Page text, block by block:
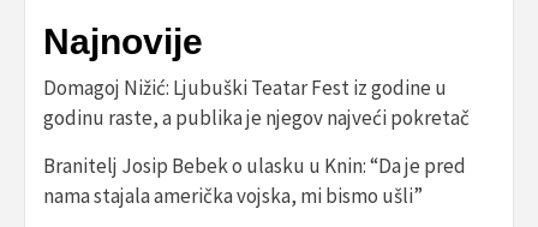
Najnovije
Domagoj Nižić: Ljubuški Teatar Fest iz godine u
godinu raste, a publika je njegov najveći pokretač
Branitelj Josip Bebek o ulasku u Knin: “Da je pred
nama stajala američka vojska, mi bismo ušli”